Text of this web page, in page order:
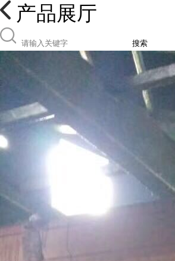
产品展厅
搜索